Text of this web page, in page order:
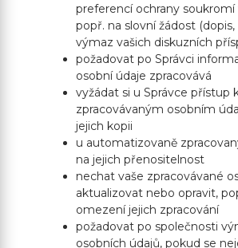
preferencí ochrany
popř. na slovní žádost
výmaz vašich diskuzních
požadovat po Správci
osobní údaje zpracovává
vyžádat si u Správce přístup
zpracovávaným osobním
jejich kopii
u automatizovaně
na jejich přenositelnost
nechat vaše zpracovávané
aktualizovat nebo opravit,
omezení jejich zpracování
požadovat po společnosti
osobních údajů, pokud se